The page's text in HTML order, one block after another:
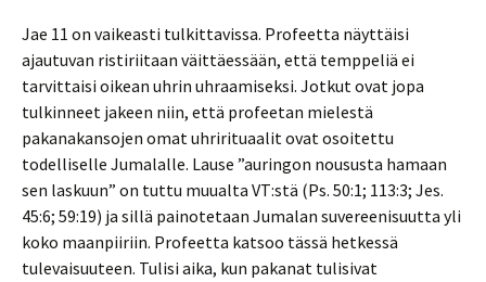
Jae 11 on vaikeasti tulkittavissa. Profeetta näyttäisi
ajautuvan ristiriitaan väittäessään, että temppeliä ei
tarvittaisi oikean uhrin uhraamiseksi. Jotkut ovat jopa
tulkinneet jakeen niin, että profeetan mielestä
pakanakansojen omat uhrirituaalit ovat osoitettu
todelliselle Jumalalle. Lause ”auringon noususta hamaan
sen laskuun” on tuttu muualta VT:stä (Ps. 50:1; 113:3; Jes.
45:6; 59:19) ja sillä painotetaan Jumalan suvereenisuutta yli
koko maanpiiriin. Profeetta katsoo tässä hetkessä
tulevaisuuteen. Tulisi aika, kun pakanat tulisivat